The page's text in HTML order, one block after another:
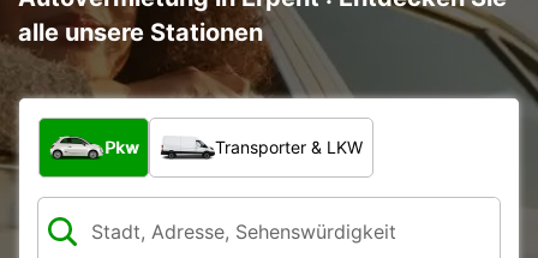
alle unsere Stationen
Welche Art von Fahrzeug?
Pkw Transporter & LKW